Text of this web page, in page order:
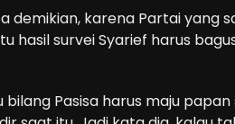
demikian, karena Partai yang
hasil survei Syarief harus
bilang Pasisa harus maju